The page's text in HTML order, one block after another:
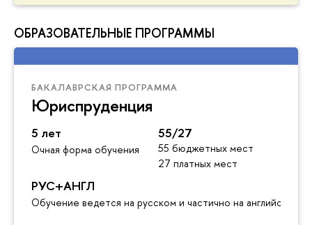
ОБРАЗОВАТЕЛЬНЫЕ ПРОГРАММЫ
БАКАЛАВРСКАЯ ПРОГРАММА
Юриспруденция
5 лет
Очная форма обучения
55/27
55 бюджетных мест
27 платных мест
РУС+АНГЛ
Обучение ведется на русском и частично на английском